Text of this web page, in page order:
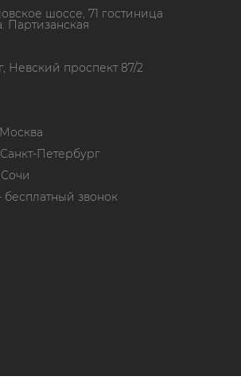
шоссе, 71 гостиница
Партизанская
Невский проспект 87/2
Петербург
бесплатный звонок